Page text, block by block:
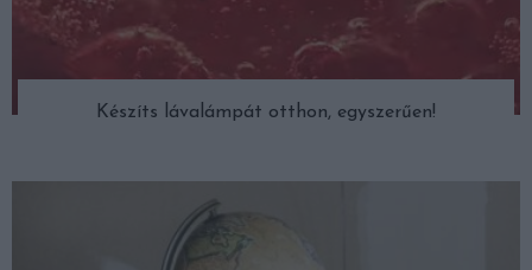
Készíts lávalámpát otthon, egyszerűen!